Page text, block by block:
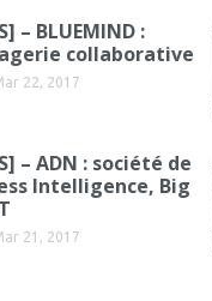
– BLUEMIND :
collaborative
22, 2017
– ADN : société de
Intelligence, Big
21, 2017